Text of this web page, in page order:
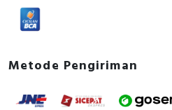
Metode Pengiriman